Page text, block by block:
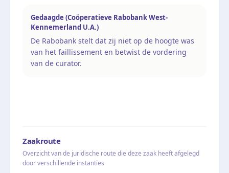
Gedaagde (Coöperatieve Rabobank West-
Kennemerland U.A.)
De Rabobank stelt dat zij niet op de hoogte was
van het faillissement en betwist de vordering
van de curator.
Zaakroute
Overzicht van de juridische route die deze zaak heeft afgelegd
door verschillende instanties